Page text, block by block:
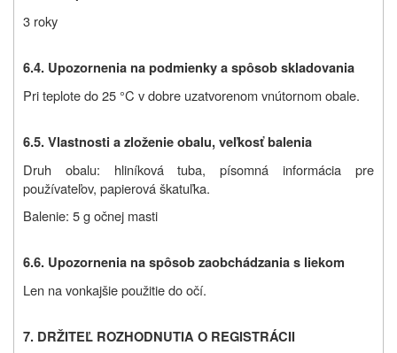
3 roky
6.4. Upozornenia na podmienky a spôsob skladovania
Pri teplote do 25 °C v dobre uzatvorenom vnútornom obale.
6.5. Vlastnosti a zloženie obalu, veľkosť balenia
Druh obalu: hliníková tuba, písomná informácia pre
používateľov, papierová škatuľka.
Balenie: 5 g očnej masti
6.6. Upozornenia na spôsob zaobchádzania s liekom
Len na vonkajšie použitie do očí.
7. DRŽITEĽ ROZHODNUTIA O REGISTRÁCII